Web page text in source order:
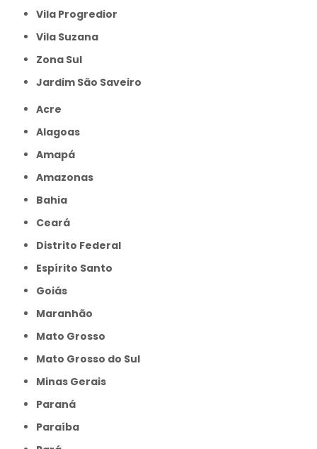
Vila Progredior
Vila Suzana
Zona Sul
jardim São Saveiro
Acre
Alagoas
Amapá
Amazonas
Bahia
Ceará
Distrito Federal
Espírito Santo
Goiás
Maranhão
Mato Grosso
Mato Grosso do Sul
Minas Gerais
Paraná
Paraíba